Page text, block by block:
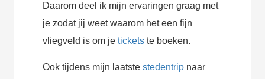
Daarom deel ik mijn ervaringen graag met
je zodat jij weet waarom het een fijn
vliegveld is om je tickets te boeken.
Ook tijdens mijn laatste stedentrip naar